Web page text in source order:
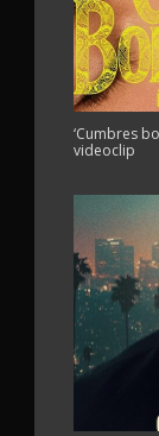
‘Cumbres
videoclip